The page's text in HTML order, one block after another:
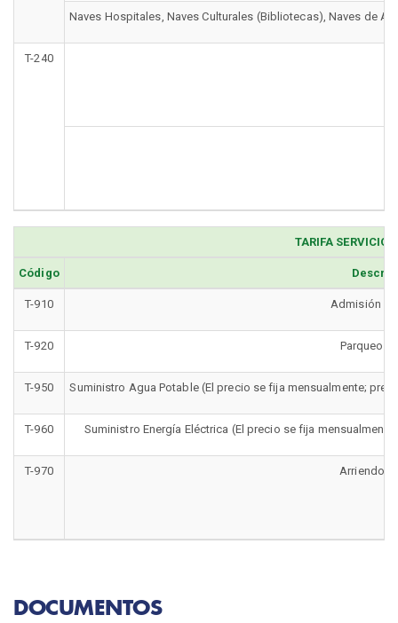
Naves Hospitales, Naves Culturales (Bibliotecas), Naves de
T-240
TARIFA
Código
T-910 Admisión
T-920 Parqueo
T-950 Suministro Agua Potable (El precio se fija mensualmente;
T-960 Suministro Energía Eléctrica (El precio se fija
T-970 Arriendo
DOCUMENTOS